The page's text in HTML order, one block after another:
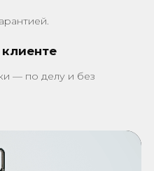
— по делу и без